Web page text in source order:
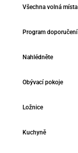
Všechna volná místa
Program doporučení
Nahlédněte
Obývací pokoje
Ložnice
Kuchyně